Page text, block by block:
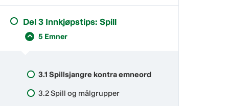
medvirkning
1.4 Prosjektmidler
1.5 Tidslinje for et tenkt prosjekt
Del 2.1 Innkjøpstips: Nettbrett
Del 3 Innkjøpstips: Spill
5 Emner
3.1 Spillsjangre kontra emneord
3.2 Spill og målgrupper